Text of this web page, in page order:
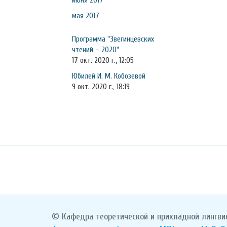
мая 2017
Программа "Звегинцевских
чтений – 2020"
17 окт. 2020 г., 12:05
Юбилей И. М. Кобозевой
9 окт. 2020 г., 18:19
© Кафедра теоретической и прикладной